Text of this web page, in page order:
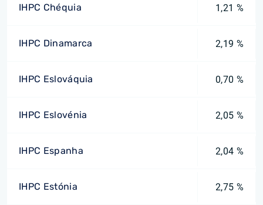
IHPC Chéquia 1,21 %
IHPC Dinamarca 2,19 %
IHPC Eslováquia 0,70 %
IHPC Eslovénia 2,05 %
IHPC Espanha 2,04 %
IHPC Estónia 2,75 %